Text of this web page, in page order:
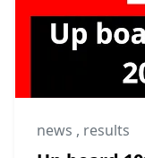
news , results